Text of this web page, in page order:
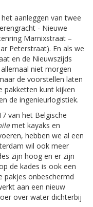
aanleggen van twee
- Nieuwe
Marnixstraat –
Peterstraat). En als we
en de Nieuwszijds
niet morgen
de voorstellen laten
pakketten kunt kijken
de ingenieurlogistiek.
van het Belgische
met kayaks en
hebben we al een
wil ook meer
zijn hoog en er zijn
de kades is ook een
pakjes onbeschermd
aan een nieuw
over water dichterbij